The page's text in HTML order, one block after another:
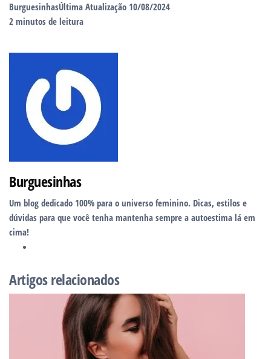
BurguesinhasÚltima Atualização 10/08/2024
2 minutos de leitura
Burguesinhas
Um blog dedicado 100% para o universo feminino. Dicas, estilos e
dúvidas para que você tenha mantenha sempre a autoestima lá em
cima!
Artigos relacionados